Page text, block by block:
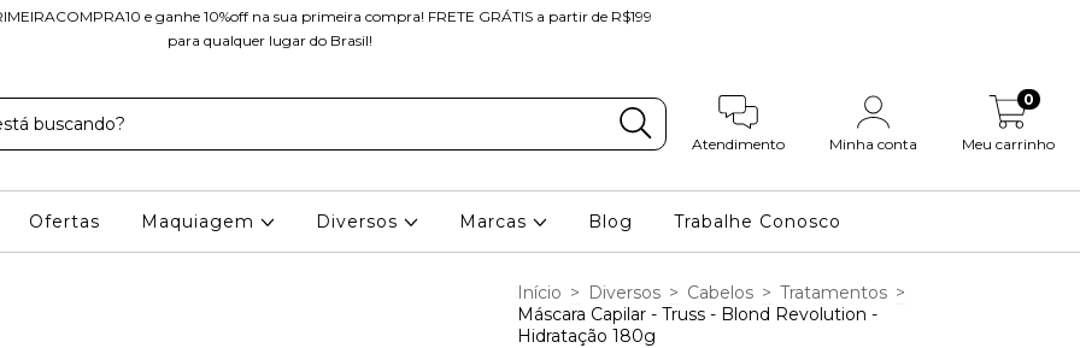
e ganhe 10%off na sua primeira compra! FRETE GRÁTIS a partir de R$199
para qualquer lugar do Brasil!
Atendimento Minha conta Meu carrinho
0
Ofertas Maquiagem Diversos Marcas Blog Trabalhe Conosco
Início > Diversos > Cabelos > Tratamentos >
Máscara Capilar - Truss - Blond Revolution -
Hidratação 180g